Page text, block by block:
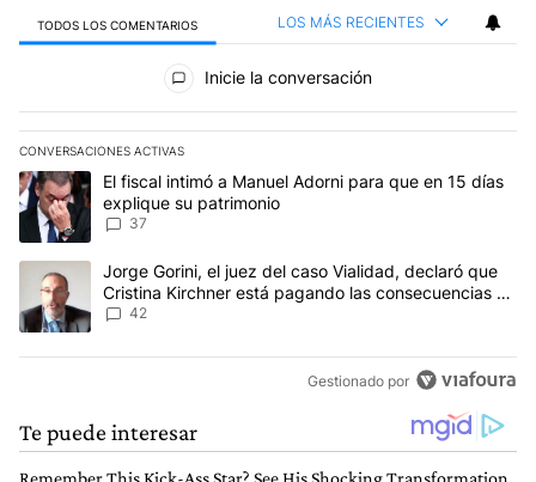
TODOS LOS COMENTARIOS LOS MÁS RECIENTES
Todos los comentarios
Inicie la conversación
CONVERSACIONES ACTIVAS
Este listado muestra los artículos con más comentarios en los
Un artículo de tendencia con el título "El fiscal intimó a Manuel
El fiscal intimó a Manuel Adorni para que en 15 días
explique su patrimonio
37
Un artículo de tendencia con el título "Jorge Gorini, el juez del
Jorge Gorini, el juez del caso Vialidad, declaró que
Cristina Kirchner está pagando las consecuencias de
cometer "un delito comprobado"
42
Gestionado por